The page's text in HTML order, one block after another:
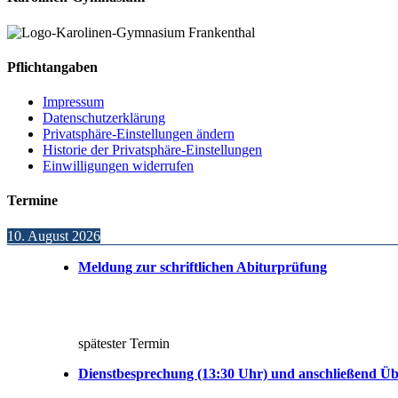
Pflichtangaben
Impressum
Datenschutzerklärung
Privatsphäre-Einstellungen ändern
Historie der Privatsphäre-Einstellungen
Einwilligungen widerrufen
Termine
10. August 2026
Meldung zur schriftlichen Abiturprüfung
spätester Termin
Dienstbesprechung (13:30 Uhr) und anschließend